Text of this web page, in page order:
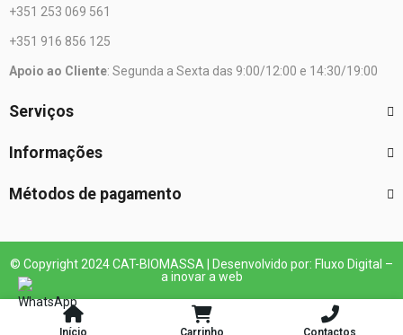
Início Carrinho Contactos
+351 253 069 561
+351 916 856 125
Apoio ao Cliente: Segunda a Sexta das 9:00/12:00 e 14:30/19:00
Serviços
Informações
Métodos de pagamento
© Copyright 2024 CAT-BIOMASSA | Desenvolvido por: Fluxo Digital –
a inovar a web